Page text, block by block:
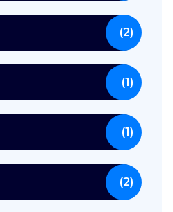
(2)
(1)
(1)
(2)